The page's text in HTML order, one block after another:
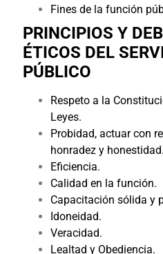
Fines de la función
PRINCIPIOS Y
ÉTICOS DEL
PÚBLICO
Respeto a la
Leyes.
Probidad, actuar con
honradez y honestidad.
Eficiencia.
Calidad en la función.
Capacitación sólida y
Idoneidad.
Veracidad.
Lealtad y Obediencia.